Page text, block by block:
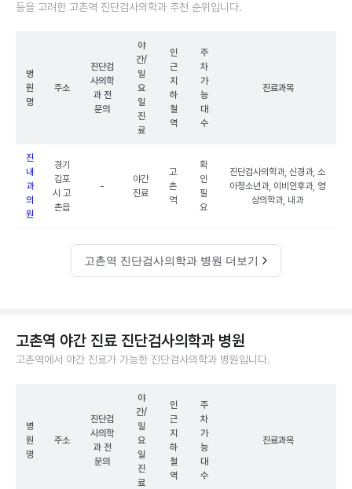
등을 고려한 고촌역 진단검사의학과 추천 순위입니다.
병
원
명
주소
진단검
사의학
과 전
문의
야
간/
일
요
일
진
료
인
근
지
하
철
역
주
차
가
능
대
수
진료과목
진
내
과
의
원
경기
김포
시 고
촌읍
-
야간
진료
고
촌
역
확
인
필
요
진단검사의학과, 신경과, 소
아청소년과, 이비인후과, 영
상의학과, 내과
고촌역 진단검사의학과 병원 더보기
고촌역 야간 진료 진단검사의학과 병원
고촌역에서 야간 진료가 가능한 진단검사의학과 병원입니다.
병
원
명
주소
진단검
사의학
과 전
문의
야
간/
일
요
일
진
료
인
근
지
하
철
역
주
차
가
능
대
수
진료과목